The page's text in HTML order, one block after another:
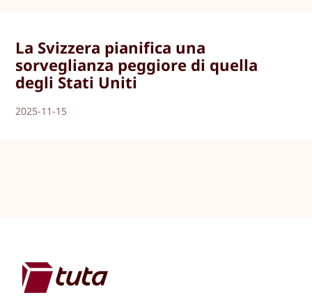
La Svizzera pianifica una
sorveglianza peggiore di quella
degli Stati Uniti
2025-11-15